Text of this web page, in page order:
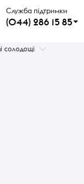
Служба підтримки
(044) 286 15 85
солодощі